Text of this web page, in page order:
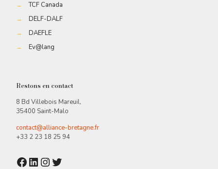
→
TCF Canada
→
DELF-DALF
→
DAEFLE
→
Ev@lang
Restons en contact
8 Bd Villebois Mareuil,
35400 Saint-Malo
contact@alliance-bretagne.fr
+33 2 23 18 25 94
Facebook
LinkedIn
Instagram
Twitter